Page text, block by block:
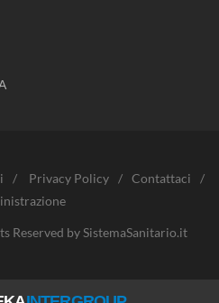
/ Privacy Policy / Contattaci
/
Reserved by SistemaSanitario.it